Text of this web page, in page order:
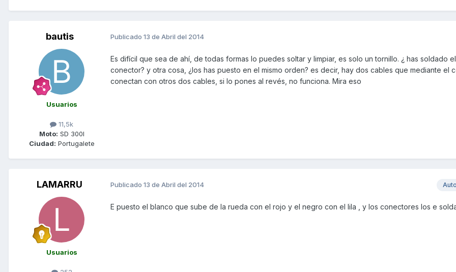
bautis
Usuarios
11,5k
Moto: SD 300I
Ciudad: Portugalete
Publicado 13 de Abril del 2014
Es difícil que sea de ahí, de todas formas lo puedes soltar y limpiar, es solo un tornillo. ¿ has soldado
conector? y otra cosa, ¿los has puesto en el mismo orden? es decir, hay dos cables que mediante el
conectan con otros dos cables, si lo pones al revés, no funciona. Mira eso
LAMARRU
Usuarios
Publicado 13 de Abril del 2014
E puesto el blanco que sube de la rueda con el rojo y el negro con el lila , y los conectores los e